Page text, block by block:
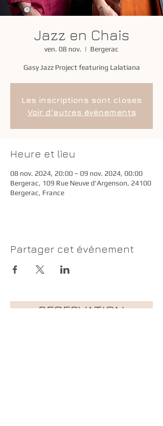
Jazz en Chais
ven. 08 nov.
  |
Bergerac
Gasy Jazz Project featuring Lalatiana
Les inscriptions sont closes
Voir d'autres événements
Heure et lieu
08 nov. 2024, 20:00 – 09 nov. 2024, 00:00
Bergerac, 109 Rue Neuve d'Argenson, 24100
Bergerac, France
Partager cet événement
RESERVATION